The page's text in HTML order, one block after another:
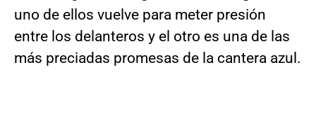
uno de ellos vuelve para meter presión
entre los delanteros y el otro es una de las
más preciadas promesas de la cantera azul.